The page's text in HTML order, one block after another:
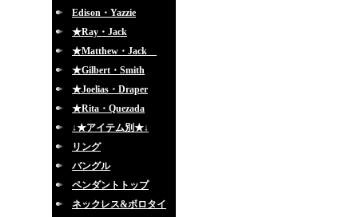
Edison・Yazzie
★Ray・Jack
★Matthew・Jack
★Gilbert・Smith
★Joelias・Draper
★Rita・Quezada
↓★アイテム別★↓
リング
バングル
ペンダントトップ
ネックレス&ボロタイ